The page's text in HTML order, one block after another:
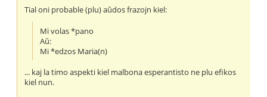
Tial oni probable (plu) aŭdos frazojn kiel:
Mi volas *pano
Aŭ:
Mi *edzos Maria(n)
... kaj la timo aspekti kiel malbona esperantisto ne plu efikos
kiel nun.